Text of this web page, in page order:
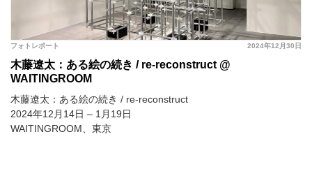
2024年12月30日
フォトレポート
木藤遼太：ある絵の続き / re-reconstruct @
WAITINGROOM
木藤遼太：ある絵の続き / re-reconstruct
2024年12月14日 – 1月19日
WAITINGROOM、東京